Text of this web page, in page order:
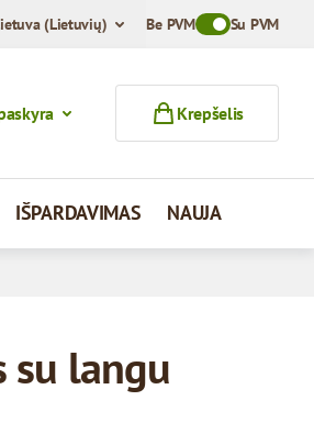
(Lietuvių) Be PVMToggle VAT
Su PVM
Krepšelis
IŠPARDAVIMAS NAUJA
su langu